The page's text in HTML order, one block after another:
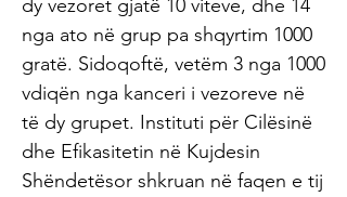
dy vezoret gjatë 10 viteve, dhe 14
nga ato në grup pa shqyrtim 1000
gratë. Sidoqoftë, vetëm 3 nga 1000
vdiqën nga kanceri i vezoreve në
të dy grupet. Instituti për Cilësinë
dhe Efikasitetin në Kujdesin
Shëndetësor shkruan në faqen e tij